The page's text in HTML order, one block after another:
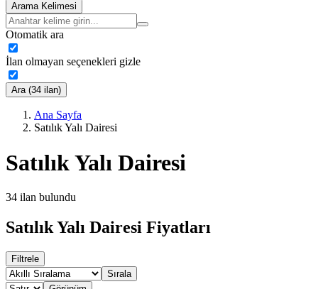
Arama Kelimesi
Otomatik ara
İlan olmayan seçenekleri gizle
Ara (34 ilan)
Ana Sayfa
Satılık Yalı Dairesi
Satılık Yalı Dairesi
34 ilan bulundu
Satılık Yalı Dairesi Fiyatları
Filtrele
Sırala